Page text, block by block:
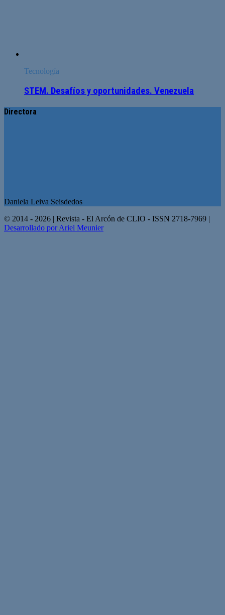
Tecnología
STEM. Desafíos y oportunidades. Venezuela
Directora
Daniela Leiva Seisdedos
© 2014 - 2026 | Revista - El Arcón de CLIO - ISSN 2718-7969 |
Desarrollado por Ariel Meunier